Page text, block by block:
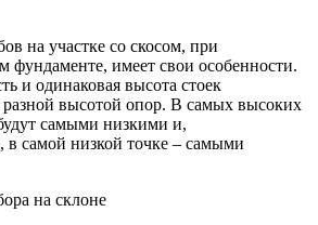
на участке со скосом, при
имеет свои особенности.
и одинаковая высота стоек
разной высотой опор. В самых высоких
самыми низкими и,
в самой низкой точке – самыми